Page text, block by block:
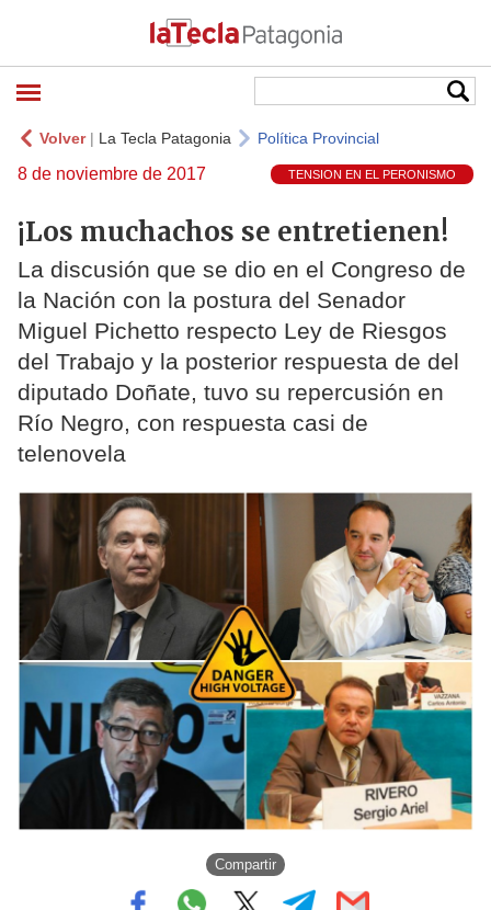
Volver| La Tecla Patagonia Política Provincial
8 de noviembre de 2017 TENSION EN EL PERONISMO
¡Los muchachos se entretienen!
La discusión que se dio en el Congreso de
la Nación con la postura del Senador
Miguel Pichetto respecto Ley de Riesgos
del Trabajo y la posterior respuesta de del
diputado Doñate, tuvo su repercusión en
Río Negro, con respuesta casi de
telenovela
Compartir